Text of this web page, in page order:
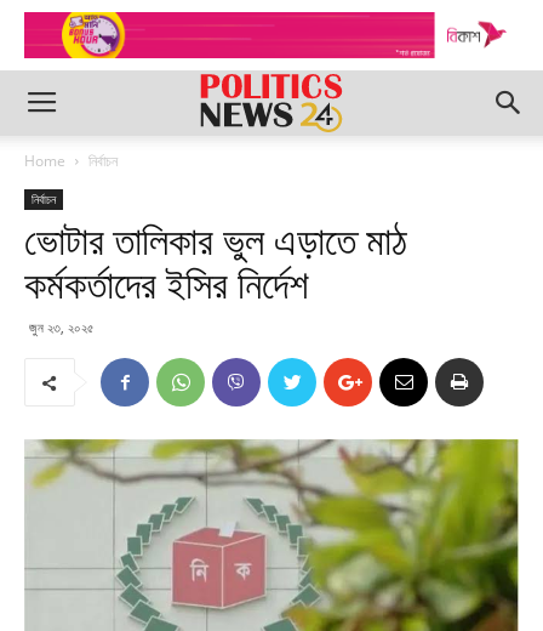
Home নির্বাচন
নির্বাচন
ভোটার তালিকার ভুল এড়াতে মাঠ
কর্মকর্তাদের ইসির নির্দেশ
জুন ২৩, ২০২৫